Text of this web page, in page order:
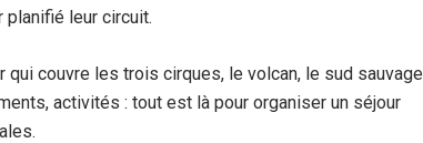
planifié leur circuit.
qui couvre les trois cirques, le volcan, le sud sauvage
activités : tout est là pour organiser un séjour